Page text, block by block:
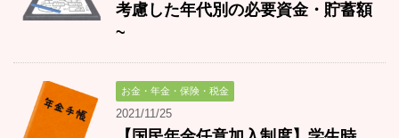
考慮した年代別の必要資金・貯蓄額
~
お金・年金・保険・税金
2021/11/25